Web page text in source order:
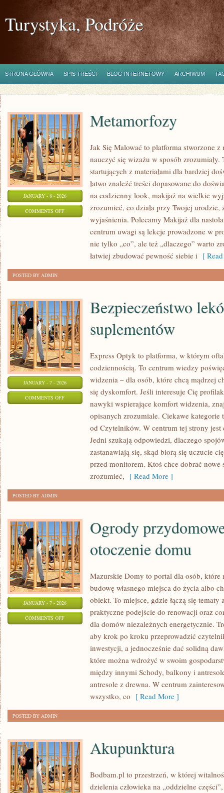
Turystyka, Podróże
STRONA GŁÓWNA SPIS TREŚCI BLOG INTERNETOWY ARCHIWUM
JANUARY - 8 - 2026
COMMENTS OFFON
METAMORFOZY
Metamorfozy
Jak Się Malować to platforma stworzone
nauczyć się wizażu w sposób zrozumiały.
startujących z materiałami dla bardziej
łatwo znaleźć treści dopasowane do
na codzienny look, makijaż na wielkie
zrozumieć, co działa przy Twojej
wyjaśnienia. Polecamy Makijaż dla
centrum uwagi są lekcje prowadzone w
nie tylko „co”, ale też „dlaczego” warto
łatwiej zbudować pewność siebie i [
POSTED BY ADMIN
JANUARY - 7 - 2026
COMMENTS OFFON
BEZPIECZEŃSTWO
Bezpieczeństwo
suplementów
Express Optyk to platforma, w którym
codziennością. To centrum wiedzy
widzenia – dla osób, które chcą mądrzej
się dyskomfort. Jeśli interesuje Cię
nawyki wspierające komfort widzenia,
opisanych zrozumiale. Ciekawe kategorie
od Czytelników. W centrum tej strony jest
Jedni szukają odpowiedzi, dlaczego
zastanawiają się, skąd biorą się uczucie
przed monitorem. Ktoś chce dobrać nowe
zrozumieć, [ Read More ]
POSTED BY ADMIN
JANUARY - 7 - 2026
COMMENTS OFFON
PRZYDOMOWE,
Ogrody
otoczenie domu
Mazurskie Domy to portal dla osób, które
budowę własnego miejsca do życia albo
obiekt. To miejsce, gdzie łączą się
praktyczne podejście do renowacji oraz
dla domów niezależnych energetycznie.
aby krok po kroku przeprowadzić
inwestycji, a jednocześnie dać solidną
które można wdrożyć w swoim
między innymi Schody, balkony i
antresole z drewna. W centrum
wszystko, co [ Read More ]
POSTED BY ADMIN
Akupunktura
Bodbam.pl to przestrzeń, w której
dzielenia człowieka na „oddzielne